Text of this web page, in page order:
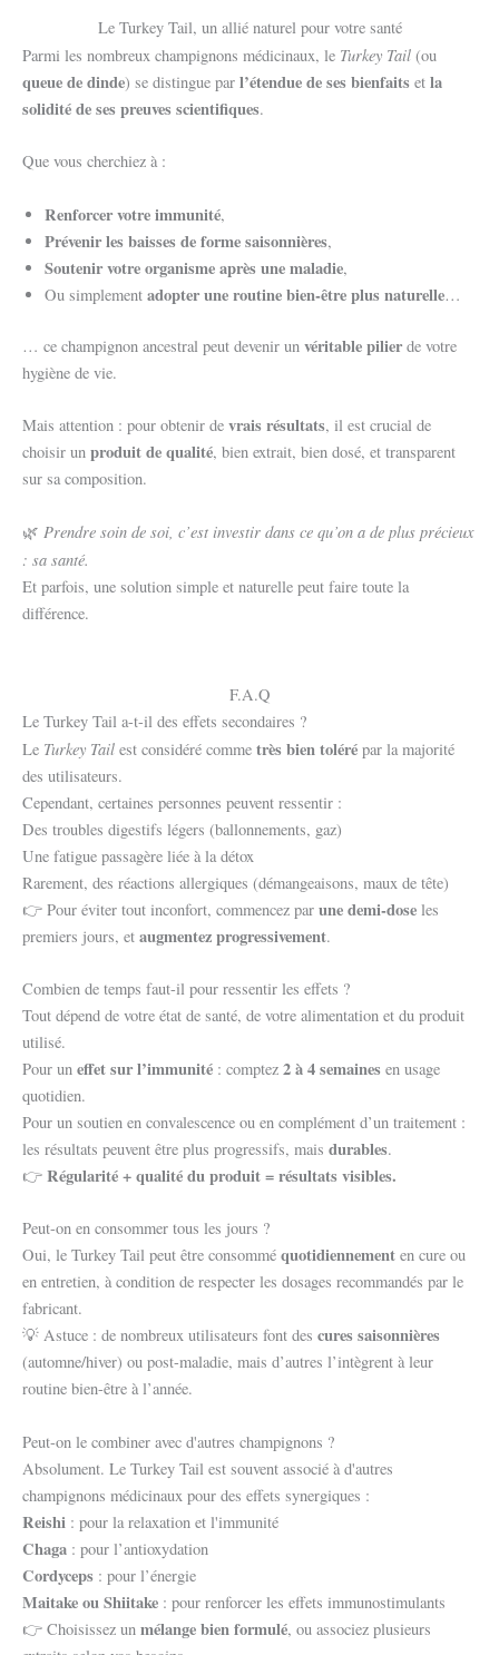
Le Turkey Tail, un allié naturel pour votre santé
Parmi les nombreux champignons médicinaux, le Turkey Tail (ou
queue de dinde) se distingue par l’étendue de ses bienfaits et la
solidité de ses preuves scientifiques.
Que vous cherchiez à :
Renforcer votre immunité,
Prévenir les baisses de forme saisonnières,
Soutenir votre organisme après une maladie,
Ou simplement adopter une routine bien-être plus naturelle…
… ce champignon ancestral peut devenir un véritable pilier de votre
hygiène de vie.
Mais attention : pour obtenir de vrais résultats, il est crucial de
choisir un produit de qualité, bien extrait, bien dosé, et transparent
sur sa composition.
🌿 Prendre soin de soi, c’est investir dans ce qu’on a de plus précieux
: sa santé.
Et parfois, une solution simple et naturelle peut faire toute la
différence.
F.A.Q
Le Turkey Tail a-t-il des effets secondaires ?
Le Turkey Tail est considéré comme très bien toléré par la majorité
des utilisateurs.
Cependant, certaines personnes peuvent ressentir :
Des troubles digestifs légers (ballonnements, gaz)
Une fatigue passagère liée à la détox
Rarement, des réactions allergiques (démangeaisons, maux de tête)
👉 Pour éviter tout inconfort, commencez par une demi-dose les
premiers jours, et augmentez progressivement.
Combien de temps faut-il pour ressentir les effets ?
Tout dépend de votre état de santé, de votre alimentation et du produit
utilisé.
Pour un effet sur l’immunité : comptez 2 à 4 semaines en usage
quotidien.
Pour un soutien en convalescence ou en complément d’un traitement :
les résultats peuvent être plus progressifs, mais durables.
👉 Régularité + qualité du produit = résultats visibles.
Peut-on en consommer tous les jours ?
Oui, le Turkey Tail peut être consommé quotidiennement en cure ou
en entretien, à condition de respecter les dosages recommandés par le
fabricant.
💡 Astuce : de nombreux utilisateurs font des cures saisonnières
(automne/hiver) ou post-maladie, mais d’autres l’intègrent à leur
routine bien-être à l’année.
Peut-on le combiner avec d'autres champignons ?
Absolument. Le Turkey Tail est souvent associé à d'autres
champignons médicinaux pour des effets synergiques :
Reishi : pour la relaxation et l'immunité
Chaga : pour l’antioxydation
Cordyceps : pour l’énergie
Maitake ou Shiitake : pour renforcer les effets immunostimulants
👉 Choisissez un mélange bien formulé, ou associez plusieurs